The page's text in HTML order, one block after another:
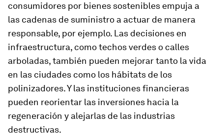
consumidores por bienes sostenibles empuja a
las cadenas de suministro a actuar de manera
responsable, por ejemplo. Las decisiones en
infraestructura, como techos verdes o calles
arboladas, también pueden mejorar tanto la vida
en las ciudades como los hábitats de los
polinizadores. Y las instituciones financieras
pueden reorientar las inversiones hacia la
regeneración y alejarlas de las industrias
destructivas.